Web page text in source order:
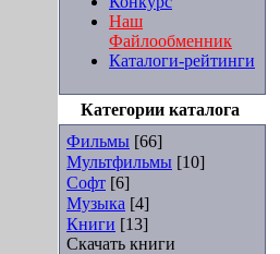
Наш
Файлообменник
Каталоги-рейтинги
Категории каталога
Фильмы [66]
Мультфильмы [10]
Софт [6]
Музыка [4]
Книги [13]
Скачать книги